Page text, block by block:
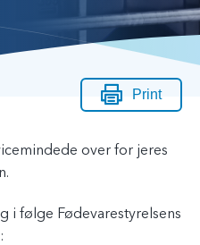
Print
over for jeres
i følge Fødevarestyrelsens